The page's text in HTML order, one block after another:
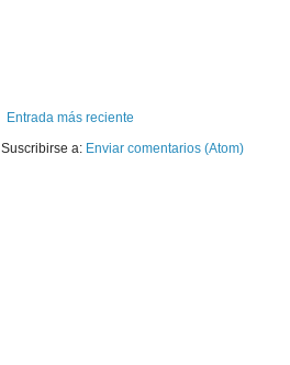
Entrada más reciente
Suscribirse a: Enviar comentarios (Atom)